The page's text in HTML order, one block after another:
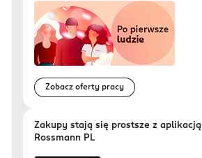
Zobacz oferty pracy
Zakupy stają się prostsze z aplikacją
Rossmann PL